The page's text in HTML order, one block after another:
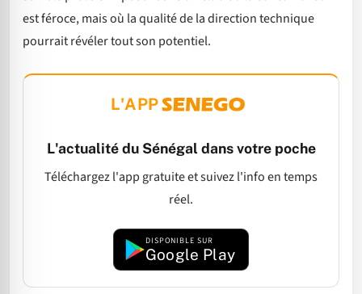
est féroce, mais où la qualité de la direction technique
pourrait révéler tout son potentiel.
L'APP
L'actualité du Sénégal dans votre poche
Téléchargez l'app gratuite et suivez l'info en temps
réel.
DISPONIBLE SUR
Google Play